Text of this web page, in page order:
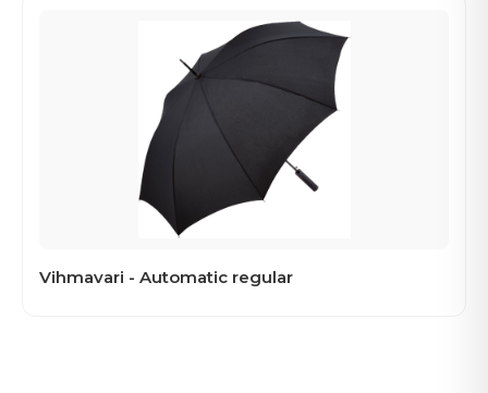
Vihmavari - Automatic regular